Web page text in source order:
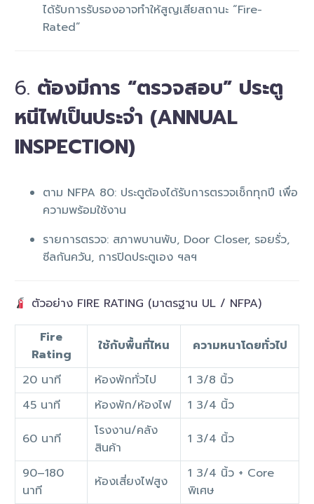
ได้รับการรับรองอาจทำให้สูญเสียสถานะ “Fire-
Rated”
6. ต้องมีการ “ตรวจสอบ” ประตู
หนีไฟเป็นประจำ (ANNUAL
INSPECTION)
ตาม NFPA 80: ประตูต้องได้รับการตรวจเช็กทุกปี เพื่อ
ความพร้อมใช้งาน
รายการตรวจ: สภาพบานพับ, Door Closer, รอยรั่ว,
ซีลกันควัน, การปิดประตูเอง ฯลฯ
ตัวอย่าง FIRE RATING (มาตรฐาน UL / NFPA)
Fire
Rating
ใช้กับพื้นที่ไหน ความหนาโดยทั่วไป
20 นาที ห้องพักทั่วไป
1 3/8 นิ้ว
45 นาที
ห้องพัก/ห้องไฟ
1 3/4 นิ้ว
60 นาที
โรงงาน/คลัง
สินค้า
1 3/4 นิ้ว
90–180
นาที
ห้องเสี่ยงไฟสูง
1 3/4 นิ้ว + Core
พิเศษ